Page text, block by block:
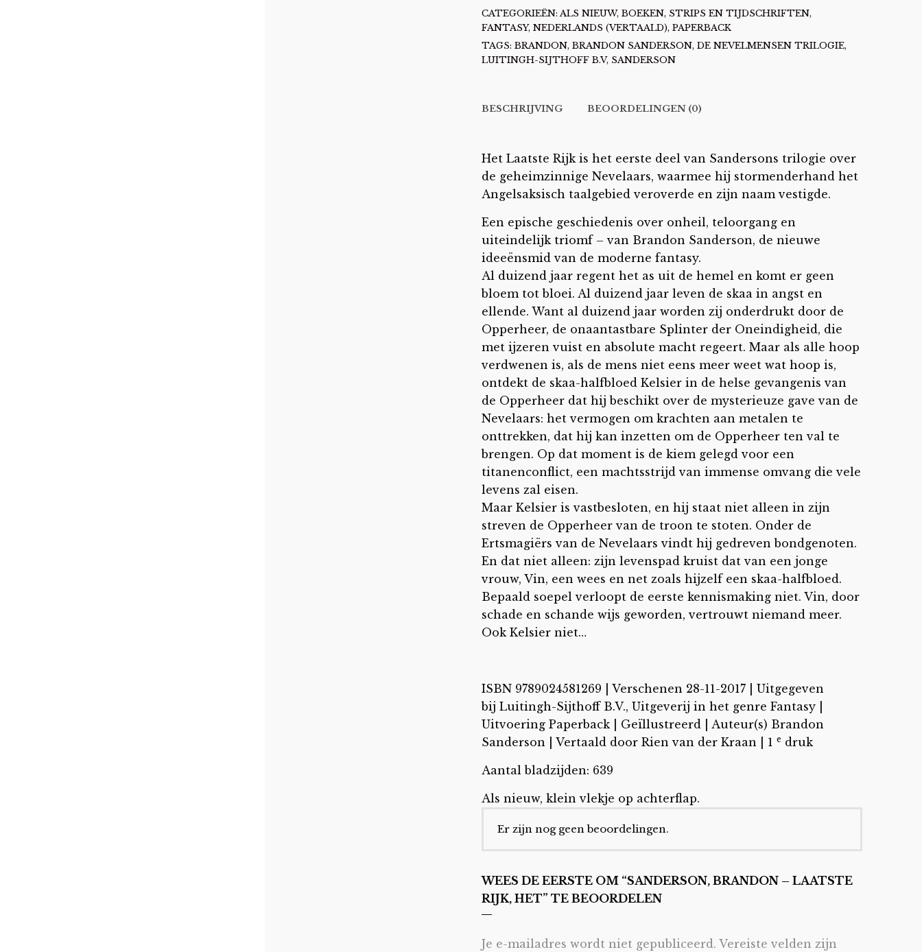
CATEGORIEËN:ALS NIEUW, BOEKEN, STRIPS EN TIJDSCHRIFTEN,
FANTASY, NEDERLANDS (VERTAALD), PAPERBACK
TAGS: BRANDON, BRANDON SANDERSON, DE NEVELMENSEN TRILOGIE,
LUITINGH-SIJTHOFF B.V, SANDERSON
BESCHRIJVING BEOORDELINGEN (0)
Het Laatste Rijk is het eerste deel van Sandersons trilogie over
de geheimzinnige Nevelaars, waarmee hij stormenderhand het
Angelsaksisch taalgebied veroverde en zijn naam vestigde.
Een epische geschiedenis over onheil, teloorgang en
uiteindelijk triomf – van Brandon Sanderson, de nieuwe
ideeënsmid van de moderne fantasy.
Al duizend jaar regent het as uit de hemel en komt er geen
bloem tot bloei. Al duizend jaar leven de skaa in angst en
ellende. Want al duizend jaar worden zij onderdrukt door de
Opperheer, de onaantastbare Splinter der Oneindigheid, die
met ijzeren vuist en absolute macht regeert. Maar als alle hoop
verdwenen is, als de mens niet eens meer weet wat hoop is,
ontdekt de skaa-halfbloed Kelsier in de helse gevangenis van
de Opperheer dat hij beschikt over de mysterieuze gave van de
Nevelaars: het vermogen om krachten aan metalen te
onttrekken, dat hij kan inzetten om de Opperheer ten val te
brengen. Op dat moment is de kiem gelegd voor een
titanenconflict, een machtsstrijd van immense omvang die vele
levens zal eisen.
Maar Kelsier is vastbesloten, en hij staat niet alleen in zijn
streven de Opperheer van de troon te stoten. Onder de
Ertsmagiërs van de Nevelaars vindt hij gedreven bondgenoten.
En dat niet alleen: zijn levenspad kruist dat van een jonge
vrouw, Vin, een wees en net zoals hijzelf een skaa-halfbloed.
Bepaald soepel verloopt de eerste kennismaking niet. Vin, door
schade en schande wijs geworden, vertrouwt niemand meer.
Ook Kelsier niet…
ISBN 9789024581269 | Verschenen 28-11-2017
Uitgegeven
bij Luitingh-Sijthoff B.V., Uitgeverij in het genre Fantasy
Uitvoering Paperback
| Geïllustreerd | Auteur(s) Brandon
Sanderson | Vertaald door Rien van der Kraan
| 1 e druk
Aantal bladzijden: 639
Als nieuw, klein vlekje op achterflap.
Er zijn nog geen beoordelingen.
WEES DE EERSTE OM “SANDERSON, BRANDON – LAATSTE
RIJK, HET” TE BEOORDELEN
Je e-mailadres wordt niet gepubliceerd. Vereiste velden zijn